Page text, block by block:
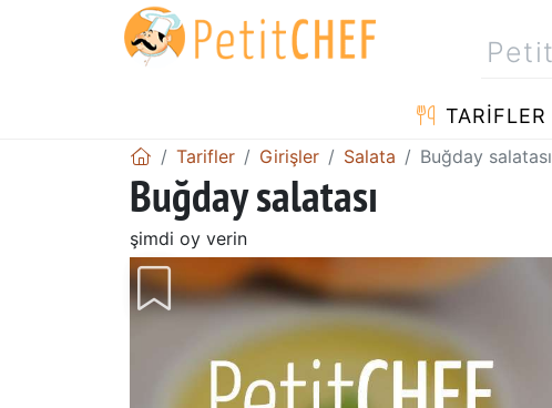
TARIFLER
Tarifler Girişler Salata Buğday salatası
Buğday salatası
şimdi oy verin